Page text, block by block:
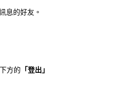
息的好友。
方的 「登出」